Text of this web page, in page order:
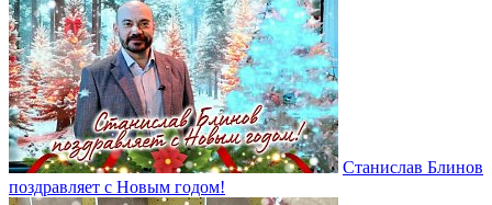
Станислав Блинов
поздравляет с Новым годом!